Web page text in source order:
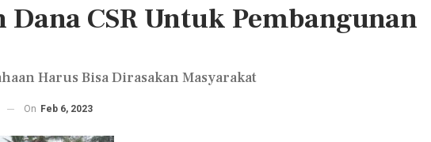
CSR Untuk Pembangunan
Harus Bisa Dirasakan Masyarakat
On Feb 6, 2023